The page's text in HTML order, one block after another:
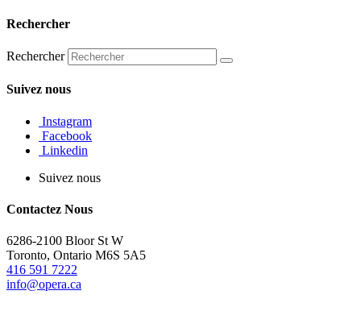
Rechercher
Rechercher
Suivez nous
Instagram
Facebook
Linkedin
Suivez nous
Contactez Nous
6286-2100 Bloor St W
Toronto, Ontario M6S 5A5
416 591 7222
info@opera.ca